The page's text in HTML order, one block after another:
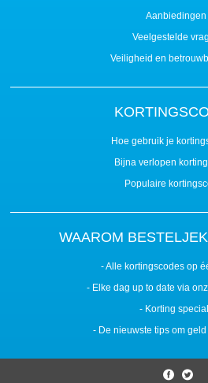
Aanbiedingen
Veelgestelde
Veiligheid en
Hoe gebruik je
Bijna verlopen
Populaire
WAAROM
- Alle kortingscodes op
- Elke dag up to date via
- Korting
- De nieuwste tips om